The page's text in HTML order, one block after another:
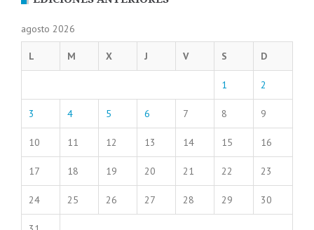
agosto 2026
L M X J V S D
1 2
3 4 5 6 7 8 9
10 11 12 13 14 15 16
17 18 19 20 21 22 23
24 25 26 27 28 29 30